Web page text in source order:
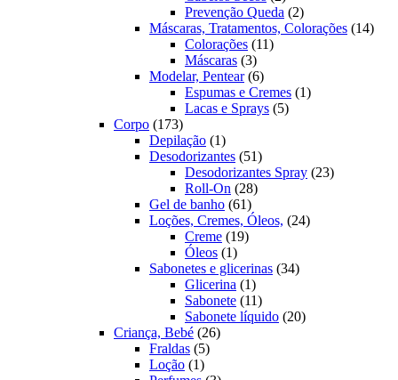
produtos
Prevenção Queda 22
produtos
Máscaras, Tratamentos, Colorações 1414
Colorações 1111
Máscaras 33
produtos
Modelar, Pentear 66
produtos
Espumas e Cremes 11
Lacas e Sprays 55
Corpo 173173
produtos
Depilação 11
produto
Desodorizantes 5151
produtos
Desodorizantes Spray 2323
Roll-On 2828
Gel de banho 6161
produtos
Loções, Cremes, Óleos, 2424
Creme 1919
Óleos 11
produto
Sabonetes e glicerinas 3434
Glicerina 11
produto
Sabonete 1111
produtos
Sabonete líquido 2020
Criança, Bebé 2626
Fraldas 55
Loção 11